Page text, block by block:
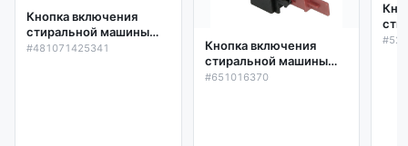
Кнопка включения
стиральной машины
Whirlpool, Indesit,
#481071425341
Кнопка включения
стиральной машины
Ardo, Candy, Whirlpool
#651016370